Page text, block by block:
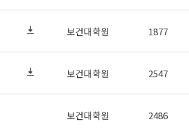
보건대학원 1877
보건대학원 2547
보건대학원 2486